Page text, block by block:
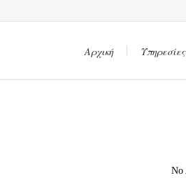
Αρχική Υπηρεσίες